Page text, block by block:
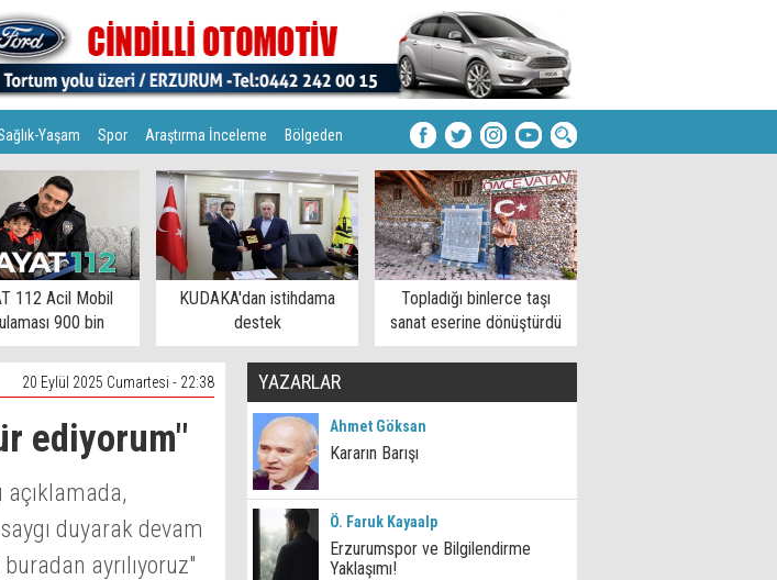
Yaşam Spor Araştırma İnceleme Bölgeden
112 Acil Mobil
900 bin
eşiğinde
KUDAKA'dan istihdama
destek
Topladığı binlerce taşı
sanat eserine dönüştürdü
20 Eylül 2025 Cumartesi - 22:38
ediyorum"
açıklamada,
duyarak devam
ayrılıyoruz"
YAZARLAR
Ahmet Göksan
Kararın Barışı
Ö. Faruk Kayaalp
Erzurumspor ve Bilgilendirme
Yaklaşımı!